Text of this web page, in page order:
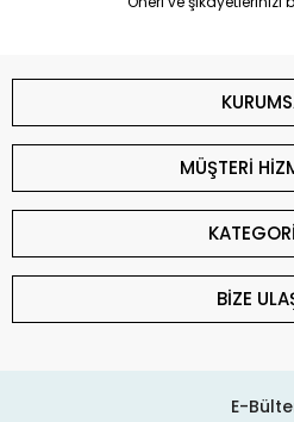
MÜŞTERİ
BİZE
E-